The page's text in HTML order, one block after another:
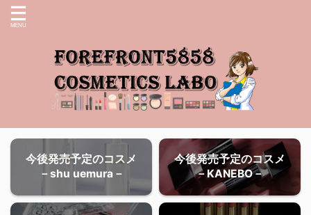
今後発売予定のコスメ
－shu uemura－
今後発売予定のコスメ
－KANEBO－